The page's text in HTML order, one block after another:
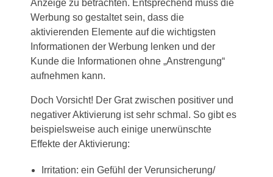
Anzeige zu betrachten. Entsprechend muss die
Werbung so gestaltet sein, dass die
aktivierenden Elemente auf die wichtigsten
Informationen der Werbung lenken und der
Kunde die Informationen ohne „Anstrengung“
aufnehmen kann.
Doch Vorsicht! Der Grat zwischen positiver und
negativer Aktivierung ist sehr schmal. So gibt es
beispielsweise auch einige unerwünschte
Effekte der Aktivierung:
Irritation: ein Gefühl der Verunsicherung/